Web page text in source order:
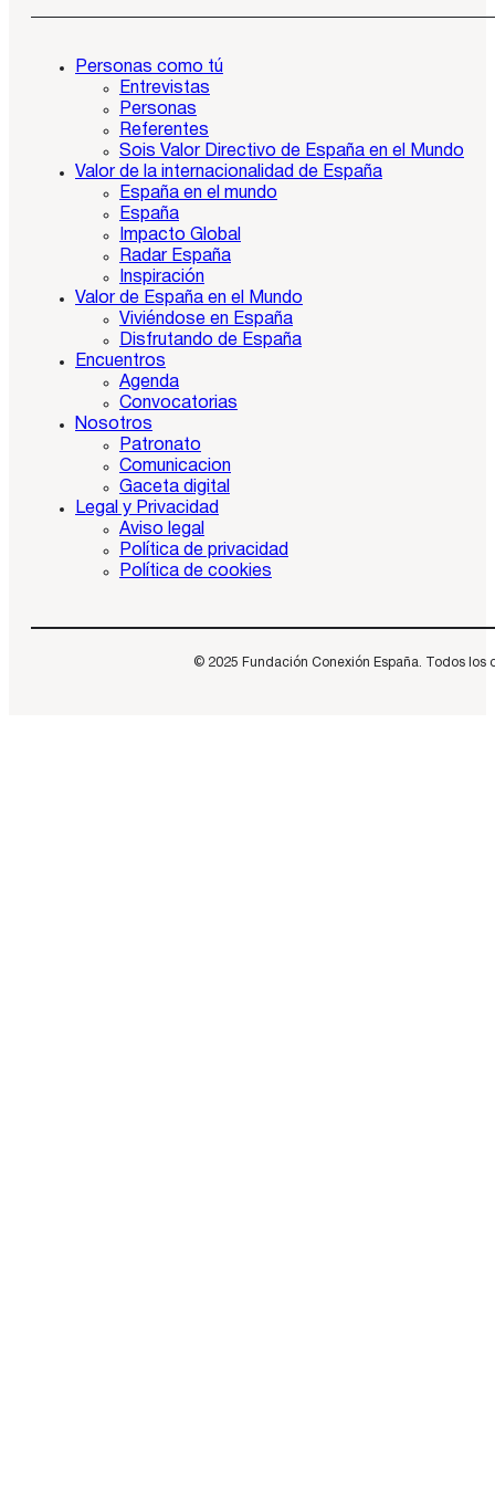
Personas como tú
Entrevistas
Personas
Referentes
Sois Valor Directivo de España en el Mundo
Valor de la internacionalidad de España
España en el mundo
España
Impacto Global
Radar España
Inspiración
Valor de España en el Mundo
Viviéndose en España
Disfrutando de España
Encuentros
Agenda
Convocatorias
Nosotros
Patronato
Comunicacion
Gaceta digital
Legal y Privacidad
Aviso legal
Política de privacidad
Política de cookies
© 2025 Fundación Conexión España. Todos los